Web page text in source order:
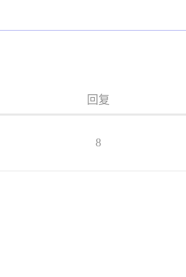
回复
8